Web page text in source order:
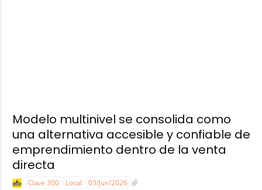
Modelo multinivel se consolida como
una alternativa accesible y confiable de
emprendimiento dentro de la venta
directa
Clave 300 Local 03/Jun/2026